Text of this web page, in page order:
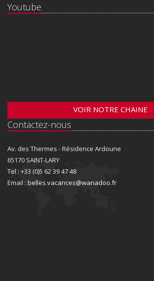
Youtube
VOIR NOTRE CHAINE
Contactez-nous
Av. des Thermes - Résidence Ardoune
65170 SAINT-LARY
Tel : +33 (0)5 62 39 47 48
Email : belles.vacances@wanadoo.fr